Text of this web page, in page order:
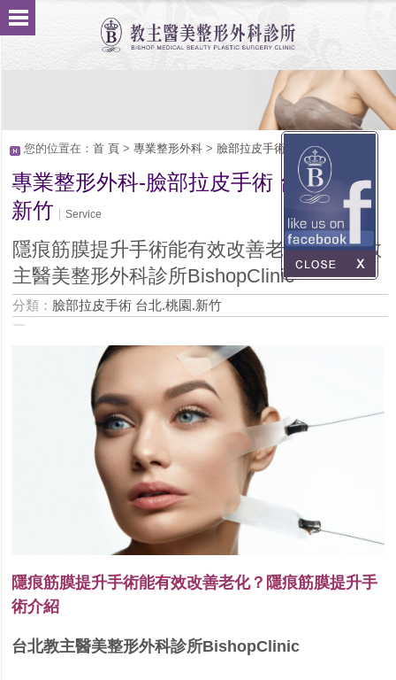
您的位置在： 首 頁> 專業整形外科> 臉部拉皮手術 台北.桃園.新竹
專業整形外科-臉部拉皮手術 台北.桃園.
新竹
Service
隱痕筋膜提升手術能有效改善老化？台北教
主醫美整形外科診所BishopClinic
分類： 臉部拉皮手術 台北.桃園.新竹
隱痕筋膜提升手術能有效改善老化？隱痕筋膜提升手
術介紹
台北教主醫美整形外科診所BishopClinic